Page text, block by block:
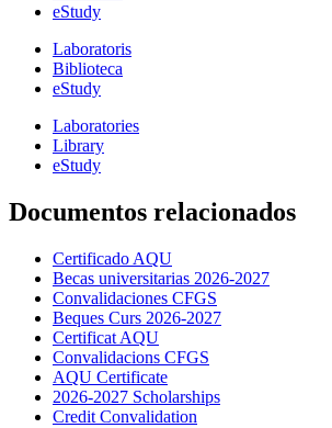
eStudy
Laboratoris
Biblioteca
eStudy
Laboratories
Library
eStudy
Documentos relacionados
Certificado AQU
Becas universitarias 2026-2027
Convalidaciones CFGS
Beques Curs 2026-2027
Certificat AQU
Convalidacions CFGS
AQU Certificate
2026-2027 Scholarships
Credit Convalidation